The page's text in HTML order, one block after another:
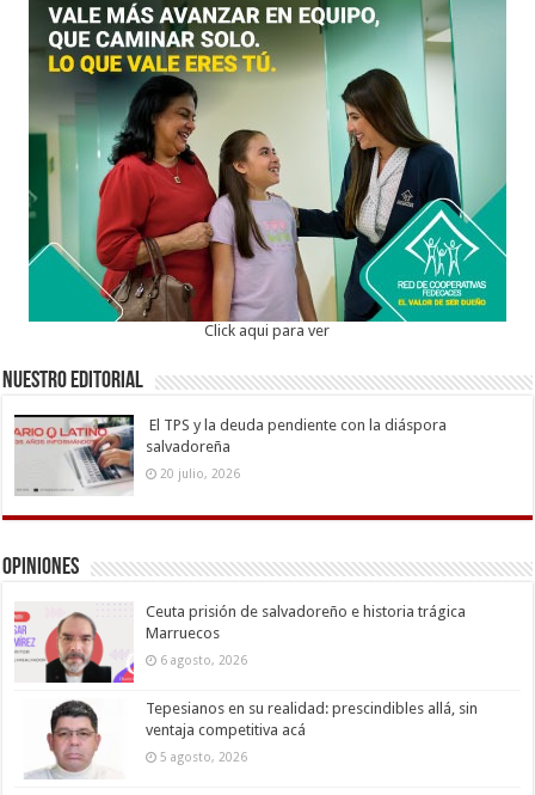
Click aqui para ver
Nuestro Editorial
El TPS y la deuda pendiente con la diáspora
salvadoreña
20 julio, 2026
Opiniones
Ceuta prisión de salvadoreño e historia trágica
Marruecos
6 agosto, 2026
Tepesianos en su realidad: prescindibles allá, sin
ventaja competitiva acá
5 agosto, 2026